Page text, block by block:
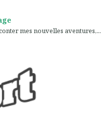
mes nouvelles aventures,...